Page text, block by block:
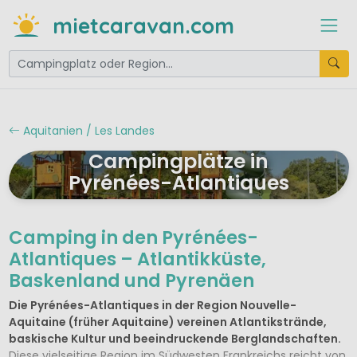
mietcaravan.com
Aquitanien / Les Landes
Campingplätze in
Pyrénées-Atlantiques
Camping in den Pyrénées-
Atlantiques – Atlantikküste,
Baskenland und Pyrenäen
Die Pyrénées-Atlantiques in der Region Nouvelle-
Aquitaine (früher Aquitaine) vereinen Atlantikstrände,
baskische Kultur und beeindruckende Berglandschaften.